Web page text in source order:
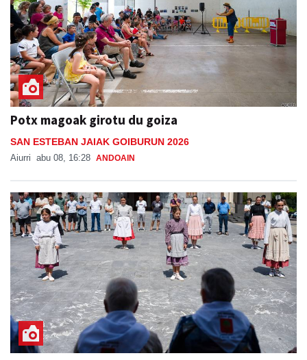
Potx magoak girotu du goiza
SAN ESTEBAN JAIAK GOIBURUN 2026
Aiurri abu 08, 16:28 ANDOAIN